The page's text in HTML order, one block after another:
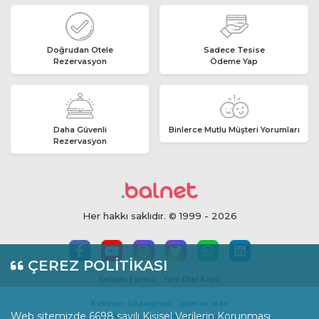
ÇEREZ POLİTİKASI
Web sitemizde 6698 sayılı Kişisel Verilerin Korunması
Doğrudan Otele
Rezervasyon
Sadece Tesise
Ödeme Yap
Daha Güvenli
Rezervasyon
Binlerce Mutlu Müşteri Yorumları
Her hakkı saklıdır. © 1999 - 2026